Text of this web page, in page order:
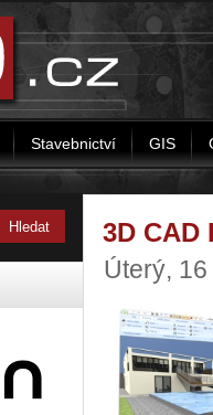
Stavebnictví GIS
3D
Úterý,